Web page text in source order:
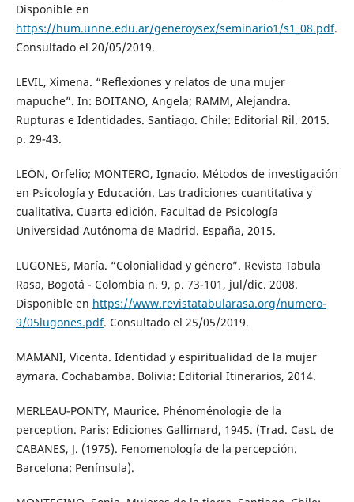
Disponible en
https://hum.unne.edu.ar/generoysex/seminario1/s1_08.pdf.
Consultado el 20/05/2019.
LEVIL, Ximena. “Reflexiones y relatos de una mujer
mapuche”. In: BOITANO, Angela; RAMM, Alejandra.
Rupturas e Identidades. Santiago. Chile: Editorial Ril. 2015.
p. 29-43.
LEÓN, Orfelio; MONTERO, Ignacio. Métodos de investigación
en Psicología y Educación. Las tradiciones cuantitativa y
cualitativa. Cuarta edición. Facultad de Psicología
Universidad Autónoma de Madrid. España, 2015.
LUGONES, María. “Colonialidad y género”. Revista Tabula
Rasa, Bogotá - Colombia n. 9, p. 73-101, jul/dic. 2008.
Disponible en https://www.revistatabularasa.org/numero-
9/05lugones.pdf. Consultado el 25/05/2019.
MAMANI, Vicenta. Identidad y espiritualidad de la mujer
aymara. Cochabamba. Bolivia: Editorial Itinerarios, 2014.
MERLEAU-PONTY, Maurice. Phénoménologie de la
perception. Paris: Ediciones Gallimard, 1945. (Trad. Cast. de
CABANES, J. (1975). Fenomenología de la percepción.
Barcelona: Península).